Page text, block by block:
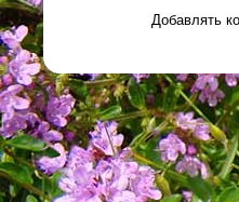
Добавлять